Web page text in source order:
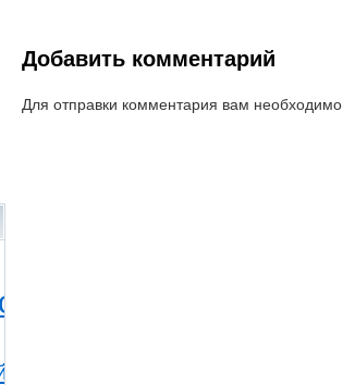
Добавить комментарий
Для отправки комментария вам необходимо